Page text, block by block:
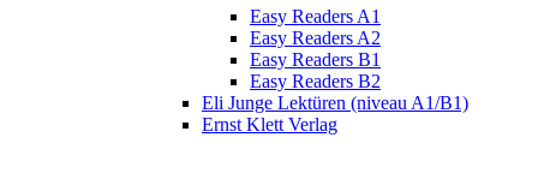
Easy Readers A1
Easy Readers A2
Easy Readers B1
Easy Readers B2
Eli Junge Lektüren (niveau A1/B1)
Ernst Klett Verlag